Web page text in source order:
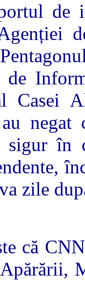
de
de
Casei
negat
sigur în
zile
că